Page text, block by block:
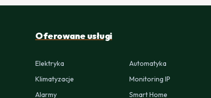
Oferowane usługi
Elektryka
Automatyka
Klimatyzacje
Monitoring IP
Alarmy
Smart Home